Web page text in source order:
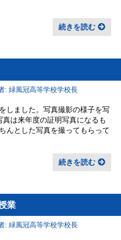
続きを読む
: 緑風冠高等学校学校長
しました。写真撮影の様子を写
は来年度の証明写真になるも
んとした写真を撮ってもらって
続きを読む
業
: 緑風冠高等学校学校長